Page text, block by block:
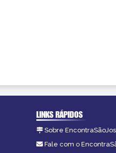
LINKS RÁPIDOS
Sobre
Fale com o